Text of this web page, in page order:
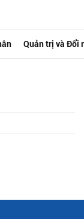
Quản trị và Đổi